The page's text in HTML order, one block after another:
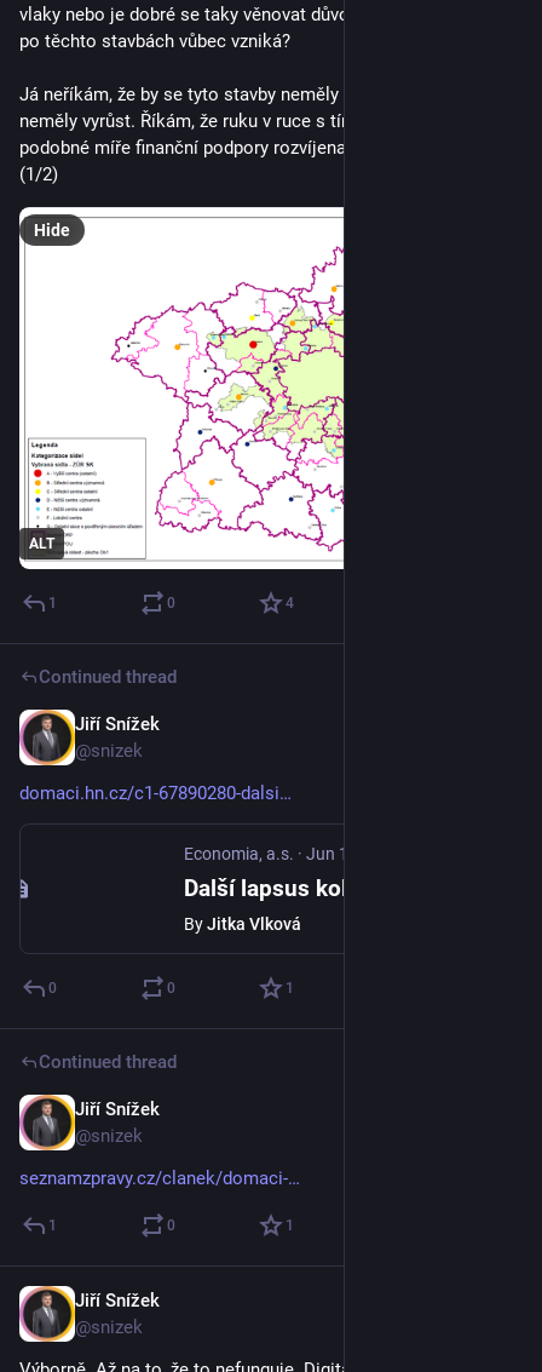
vlaky nebo je dobré se taky věnovat důvodům, proč poptávka
po těchto stavbách vůbec vzniká?
Já neříkám, že by se tyto stavby neměly plánovat nebo by
neměly vyrůst. Říkám, že ruku v ruce s tímto by měla být v
podobné míře finanční podpory rozvíjena regionální centra.
(1/2)
ALT
Hide
1 0 4
Continued thread
Jiří Snížek
@snizek
domaci.hn.cz/c1-67890280-dalsi
Economia, a.s. · Jun 12
ByJitka Vlková
0 0 1
Continued thread
Jiří Snížek
@snizek
seznamzpravy.cz/clanek/domaci-
1 0 1
Jiří Snížek
@snizek